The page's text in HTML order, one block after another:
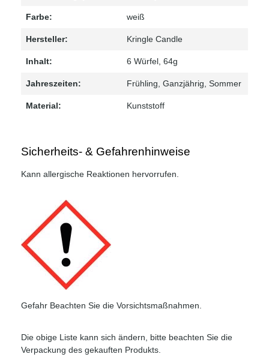
Farbe: weiß
Hersteller: Kringle Candle
Inhalt: 6 Würfel , 64g
Jahreszeiten: Frühling , Ganzjährig , Sommer
Material: Kunststoff
Sicherheits- & Gefahrenhinweise
Kann allergische Reaktionen hervorrufen.
Gefahr Beachten Sie die Vorsichtsmaßnahmen.
Die obige Liste kann sich ändern, bitte beachten Sie die
Verpackung des gekauften Produkts.